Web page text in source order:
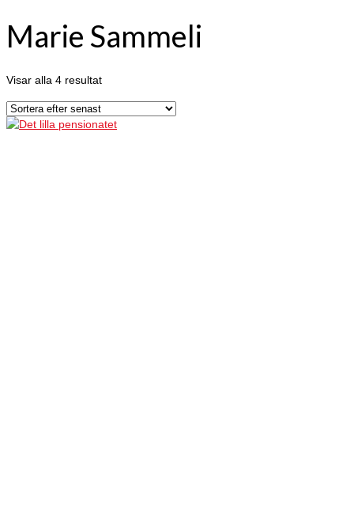
Marie Sammeli
Visar alla 4 resultat